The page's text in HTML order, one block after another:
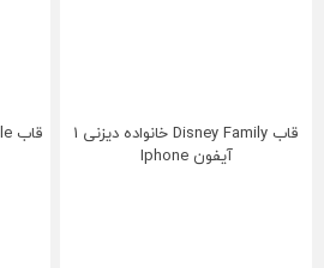
قاب Disney Family خانواده دیزنی 1
آیفون Iphone